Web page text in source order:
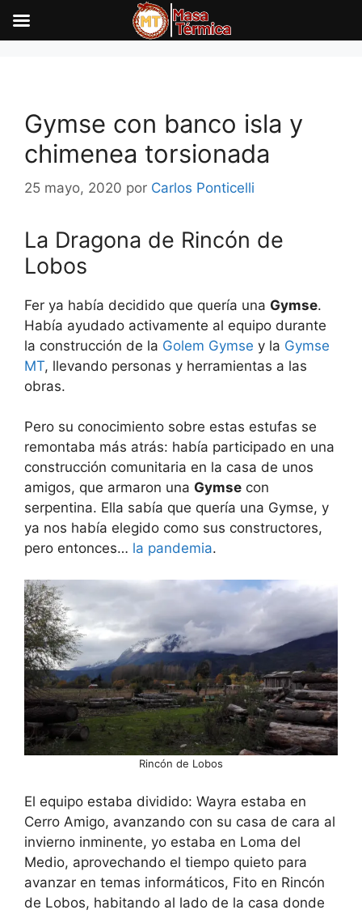
Gymse con banco isla y
chimenea torsionada
25 mayo, 2020 por Carlos Ponticelli
La Dragona de Rincón de
Lobos
Fer ya había decidido que quería una Gymse.
Había ayudado activamente al equipo durante
la construcción de la Golem Gymse y la Gymse
MT, llevando personas y herramientas a las
obras.
Pero su conocimiento sobre estas estufas se
remontaba más atrás: había participado en una
construcción comunitaria en la casa de unos
amigos, que armaron una Gymse con
serpentina. Ella sabía que quería una Gymse, y
ya nos había elegido como sus constructores,
pero entonces… la pandemia.
Rincón de Lobos
El equipo estaba dividido: Wayra estaba en
Cerro Amigo, avanzando con su casa de cara al
invierno inminente, yo estaba en Loma del
Medio, aprovechando el tiempo quieto para
avanzar en temas informáticos, Fito en Rincón
de Lobos, habitando al lado de la casa donde